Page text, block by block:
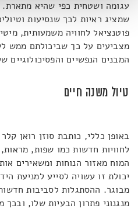
עגומה ושטחית כפי שהיא
שמציג ראיות לכך שנסיעות
פוטנציאל לחוויה משמעותית,
מצביעים על כך שביכולתם ממש
המבנים הנפשיים והפסיכולוגיים
טיול משנה חיים
באופן כללי, כותבת סוזן רואן
לחוויות חדשות כמו שפות,
המוח מאזור הנוחות ומשאירים
יכולת זו עשויה לסייע למניעת
מבוגר. ההסתגלות לסביבות
מנגנוני פתרון הבעיות שלו,